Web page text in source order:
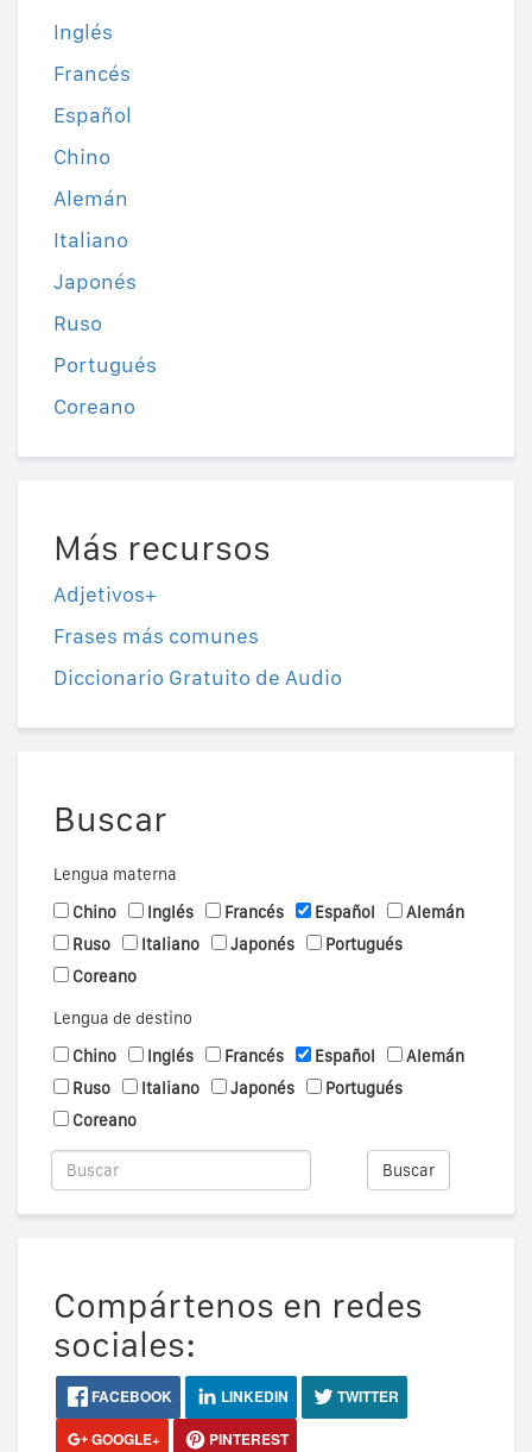
Inglés
Francés
Español
Chino
Alemán
Italiano
Japonés
Ruso
Portugués
Coreano
Más recursos
Adjetivos+
Frases más comunes
Diccionario Gratuito de Audio
Buscar
Lengua materna
Chino
Inglés Francés Español
Alemán
Ruso
Italiano Japonés
Portugués
Coreano
Lengua de destino
Chino
Inglés Francés Español
Alemán
Ruso
Italiano Japonés
Portugués
Coreano
Buscar
Compártenos en redes
sociales:
FACEBOOK LINKEDIN
TWITTER
GOOGLE+
PINTEREST